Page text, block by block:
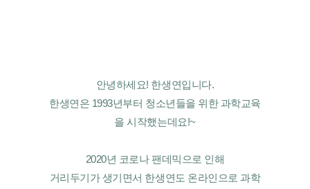
안녕하세요! 한생연입니다.
한생연은 1993년부터 청소년들을 위한 과학교육
을 시작했는데요!~
2020년 코로나 팬데믹으로 인해
거리두기가 생기면서 한생연도 온라인으로 과학